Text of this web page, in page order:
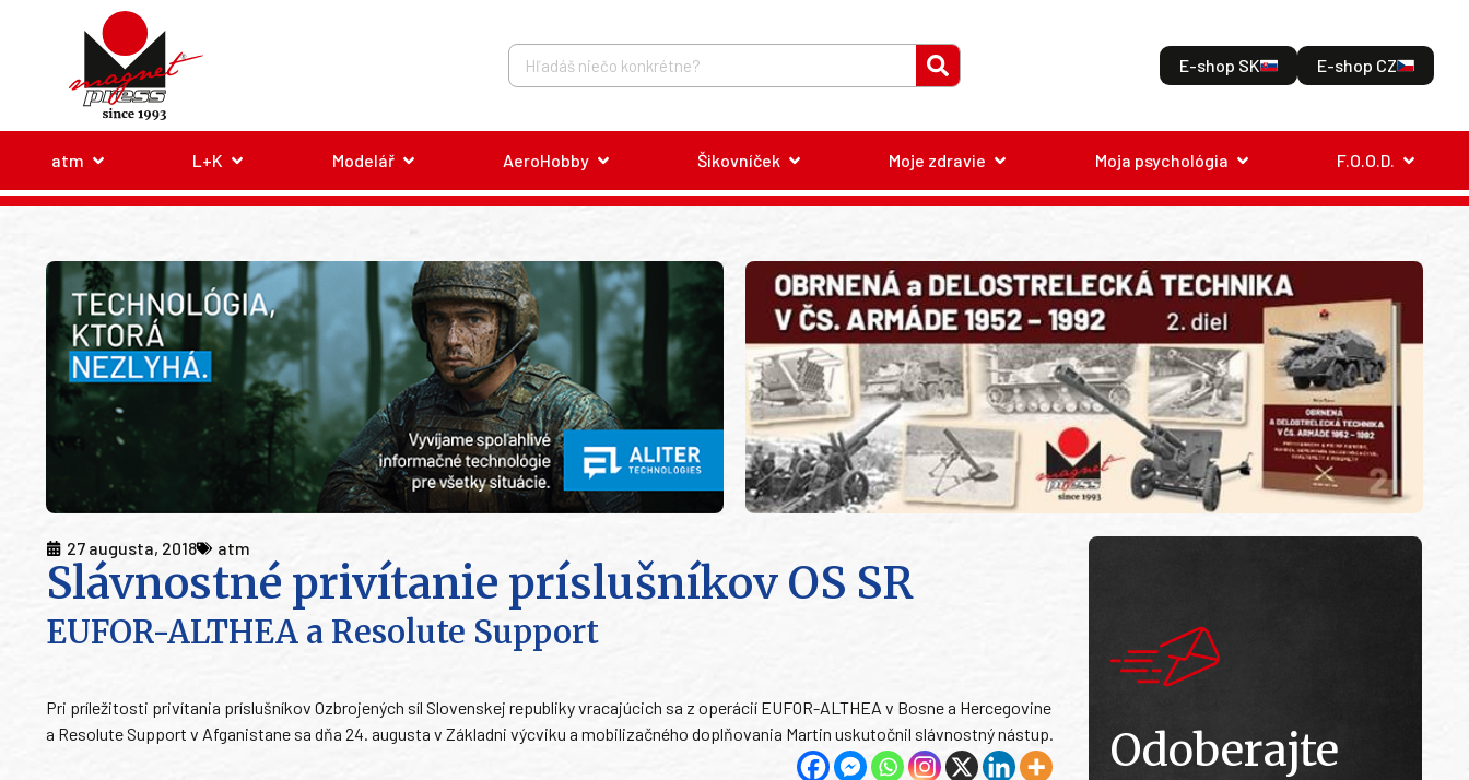
E-shop SK E-shop CZ
atm L+K Modelář AeroHobby Šikovníček Moje zdravie Moja psychológia F.O.O.D.
27 augusta, 2018 atm
Slávnostné privítanie príslušníkov OS SR
EUFOR-ALTHEA a Resolute Support
Pri príležitosti privítania príslušníkov Ozbrojených síl Slovenskej republiky vracajúcich sa z operácií EUFOR-ALTHEA v Bosne a Hercegovine
a Resolute Support v Afganistane sa dňa 24. augusta v Základni výcviku a mobilizačného doplňovania Martin uskutočnil slávnostný nástup.
Odoberajte